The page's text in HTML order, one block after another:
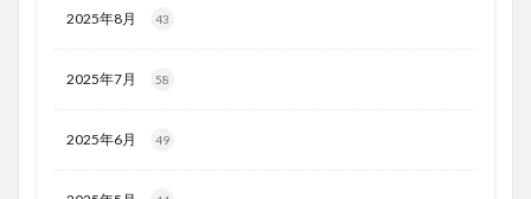
2025年8月 43
2025年7月 58
2025年6月 49